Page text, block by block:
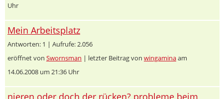
Uhr
Mein Arbeitsplatz
Antworten: 1 | Aufrufe: 2.056
eröffnet von Swornsman | letzter Beitrag von wingaminaam
14.06.2008 um 21:36 Uhr
nieren oder doch der rücken? probleme beim